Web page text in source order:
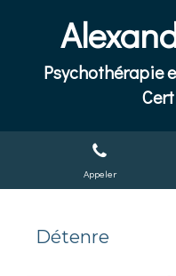
Psychothérapie
Appeler
Détenre